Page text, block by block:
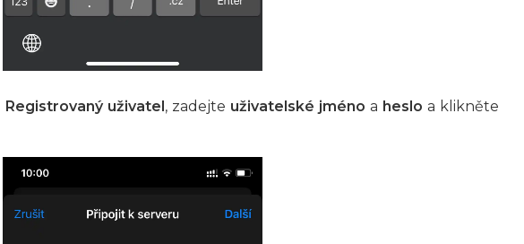
Registrovaný uživatel, zadejte uživatelské jméno a heslo a klikněte